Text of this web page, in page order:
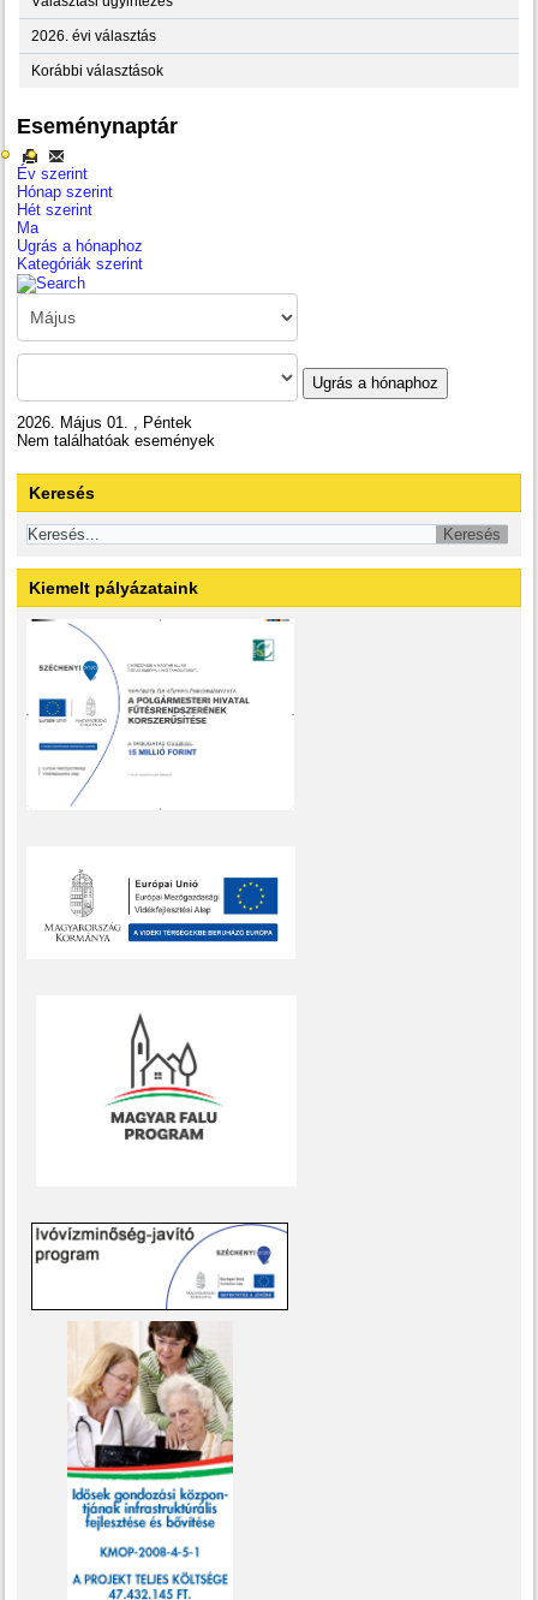
2026. évi választás
Korábbi választások
Eseménynaptár
Év szerint
Hónap szerint
Hét szerint
Ma
Ugrás a hónaphoz
Kategóriák szerint
Ugrás a hónaphoz
2026. Május 01. , Péntek
Nem találhatóak események
Keresés
Kiemelt pályázataink